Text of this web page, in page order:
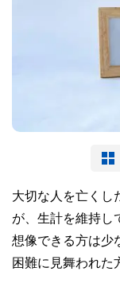
大切な人を亡くし
が、生計を維持し
想像できる方は少
困難に見舞われた